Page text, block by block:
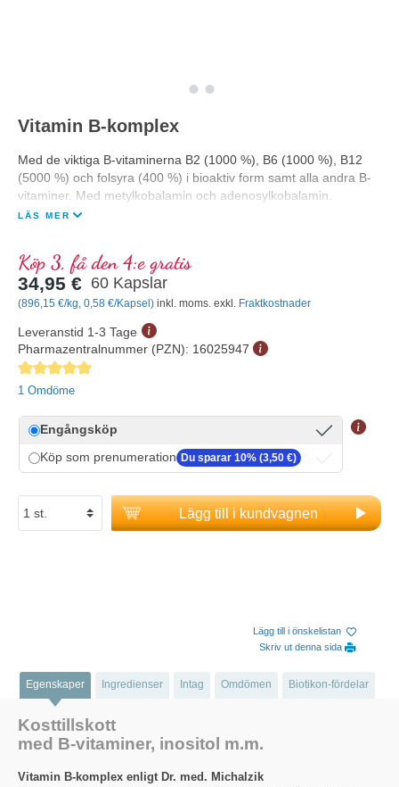
Vitamin B-komplex
Med de viktiga B-vitaminerna B2 (1000 %), B6 (1000 %), B12
(5000 %) och folsyra (400 %) i bioaktiv form samt alla andra B-
vitaminer. Med metylkobalamin och adenosylkobalamin.
LÄS MER
Köp 3, få den 4:e gratis
34,95 € 60 Kapslar
(896,15 €/kg, 0,58 €/Kapsel) inkl. moms. exkl. Fraktkostnader
Leveranstid 1-3 Tage
Pharmazentralnummer (PZN): 16025947
Genomsnittligt betyg på 5 av 5 stjärnor
1 Omdöme
Engångsköp
Köp som prenumeration Du sparar 10% (3,50 €)
Lägg till i kundvagnen
Lägg till i önskelistan
Skriv ut denna sida
Egenskaper Ingredienser Intag Omdömen Biotikon-fördelar
Kosttillskott
med B-vitaminer, inositol m.m.
Vitamin B-komplex enligt Dr. med. Michalzik